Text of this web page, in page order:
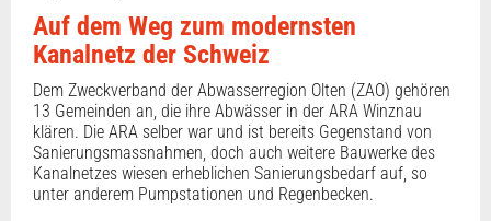
Auf dem Weg zum modernsten
Kanalnetz der Schweiz
Dem Zweckverband der Abwasserregion Olten (ZAO) gehören
13 Gemeinden an, die ihre Abwässer in der ARA Winznau
klären. Die ARA selber war und ist bereits Gegenstand von
Sanierungsmassnahmen, doch auch weitere Bauwerke des
Kanalnetzes wiesen erheblichen Sanierungsbedarf auf, so
unter anderem Pumpstationen und Regenbecken.